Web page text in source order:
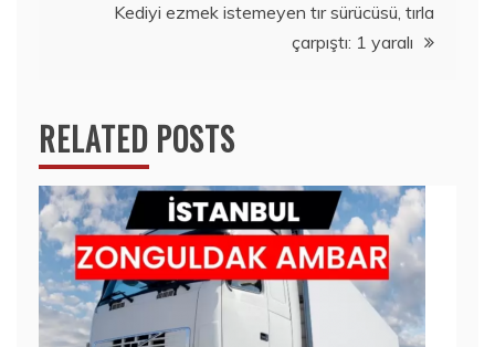
Kediyi ezmek istemeyen tır sürücüsü, tırla
çarpıştı: 1 yaralı
RELATED POSTS